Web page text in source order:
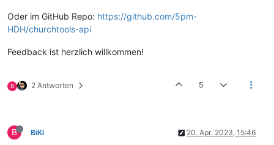
Oder im GitHub Repo: https://github.com/5pm-
HDH/churchtools-api
Feedback ist herzlich willkommen!
B 2 Antworten 5
B BiKi 20. Apr. 2023, 15:46